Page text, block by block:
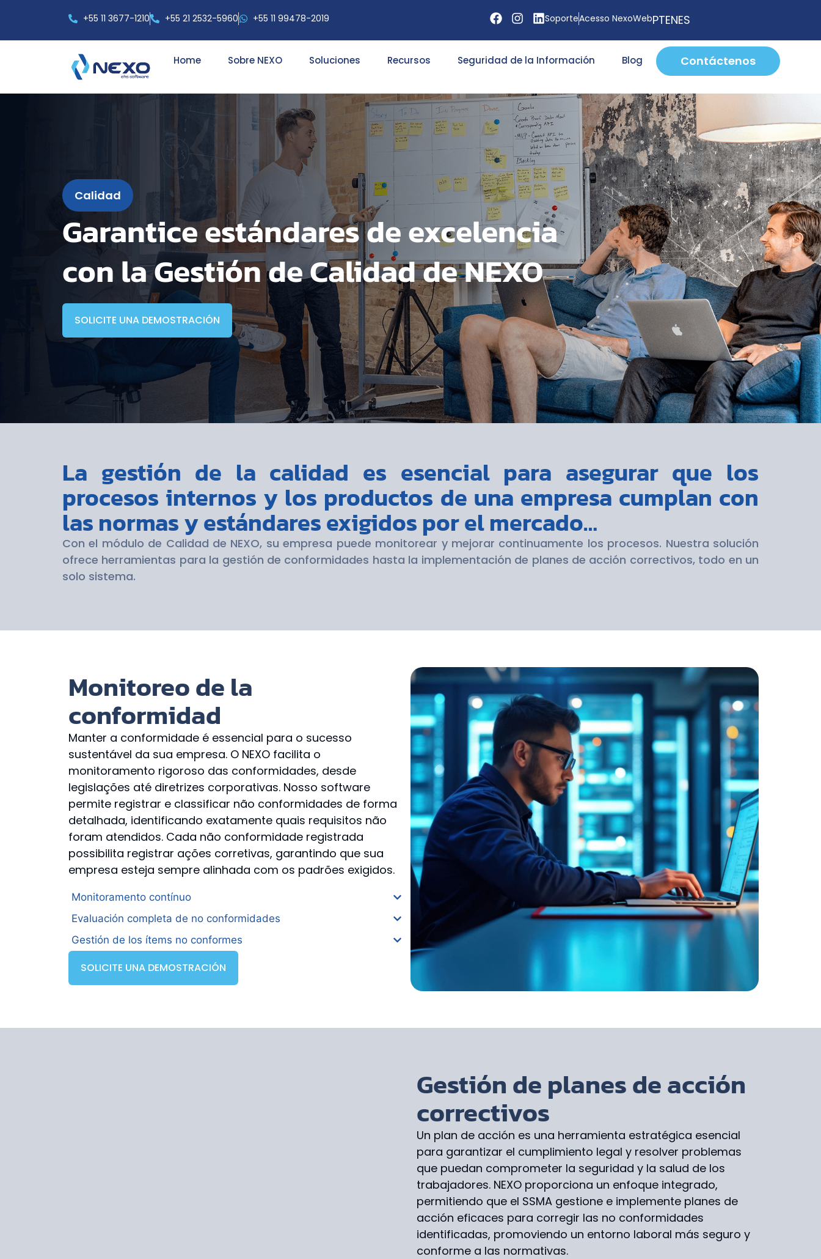
+55 11 3677-1210 +55 21 2532-5960 +55 11 99478-2019 SoporteAcesso NexoWebPTENES
Home Sobre NEXO Soluciones Recursos Seguridad de la Información Blog Contáctenos
Calidad
Garantice estándares de excelencia
con la Gestión de Calidad de NEXO
SOLICITE UNA DEMOSTRACIÓN
La gestión de la calidad es esencial para asegurar que los
procesos internos y los productos de una empresa cumplan con
las normas y estándares exigidos por el mercado…
Con el módulo de Calidad de NEXO, su empresa puede monitorear y mejorar continuamente los procesos. Nuestra solución
ofrece herramientas para la gestión de conformidades hasta la implementación de planes de acción correctivos, todo en un
solo sistema.
Monitoreo de la
conformidad
Manter a conformidade é essencial para o sucesso
sustentável da sua empresa. O NEXO facilita o
monitoramento rigoroso das conformidades, desde
legislações até diretrizes corporativas. Nosso software
permite registrar e classificar não conformidades de forma
detalhada, identificando exatamente quais requisitos não
foram atendidos. Cada não conformidade registrada
possibilita registrar ações corretivas, garantindo que sua
empresa esteja sempre alinhada com os padrões exigidos.
Monitoramento contínuo
Evaluación completa de no conformidades
Gestión de los ítems no conformes
SOLICITE UNA DEMOSTRACIÓN
Gestión de planes de acción
correctivos
Un plan de acción es una herramienta estratégica esencial
para garantizar el cumplimiento legal y resolver problemas
que puedan comprometer la seguridad y la salud de los
trabajadores. NEXO proporciona un enfoque integrado,
permitiendo que el SSMA gestione e implemente planes de
acción eficaces para corregir las no conformidades
identificadas, promoviendo un entorno laboral más seguro y
conforme a las normativas.